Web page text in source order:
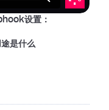
设置：
是什么